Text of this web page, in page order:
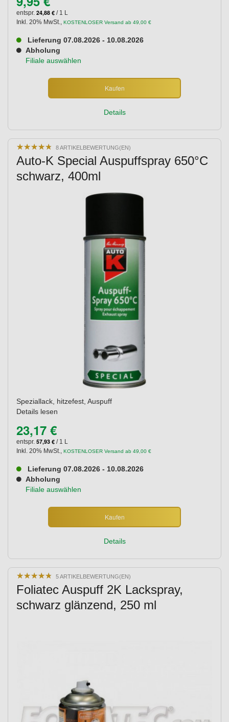
entspr. 24,88 € / 1 L
Inkl. 20% MwSt., KOSTENLOSER Versand ab 49,00 €
Lieferung 07.08.2026 - 10.08.2026
Abholung
Filiale auswählen
Kaufen
Details
★★★★★
★★★★★ 8 ARTIKELBEWERTUNG(EN)
Auto-K Special Auspuffspray 650°C
schwarz, 400ml
Speziallack, hitzefest, Auspuff
Details lesen
23,17 €
entspr. 57,93 € / 1 L
Inkl. 20% MwSt., KOSTENLOSER Versand ab 49,00 €
Lieferung 07.08.2026 - 10.08.2026
Abholung
Filiale auswählen
Kaufen
Details
★★★★★
★★★★★ 5 ARTIKELBEWERTUNG(EN)
Foliatec Auspuff 2K Lackspray,
schwarz glänzend, 250 ml